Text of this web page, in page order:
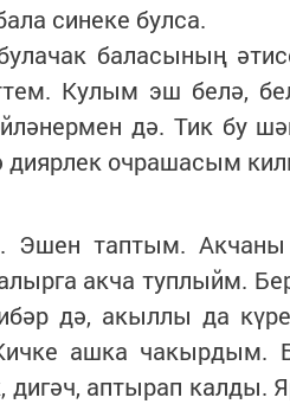
синеке булса.
баласының
Кулым эш белә,
дә. Тик бу
диярлек очрашасым
Эшен таптым.
акча туплыйм.
дә, акыллы да
ашка чакырдым.
дигәч, аптырап